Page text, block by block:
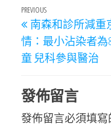
文
章
導
Previous
Post
PREVIOUS
南森和診所減重
情：最小沾染者為
童 兒科參與醫治
發佈留言
發佈留言必須填寫